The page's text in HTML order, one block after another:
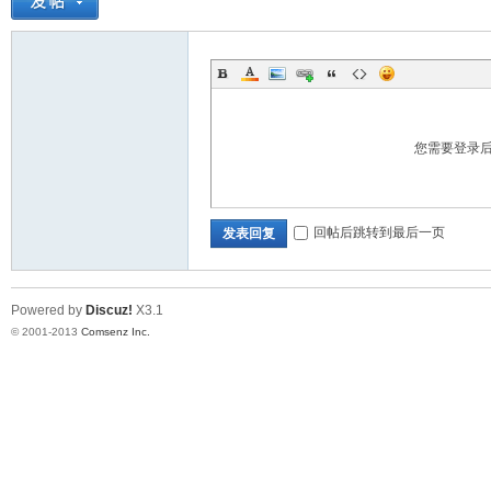
您需要登录
发表回复 回帖后跳转到最后一页
Powered by Discuz! X3.1
© 2001-2013 Comsenz Inc.